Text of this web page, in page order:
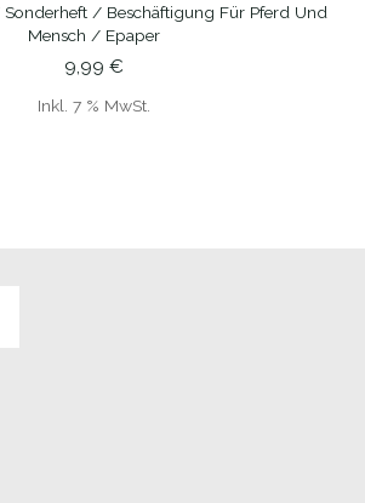
IN DEN WARENKORB
/ Beschäftigung Für Pferd Und
Mensch / Epaper
9,99 €
Inkl. 7 % MwSt.